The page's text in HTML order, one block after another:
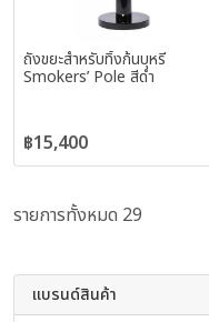
ถังขยะสำหรับทิ้งก้นบุหรี่
Smokers’ Pole สีดำ
฿15,400
รายการทั้งหมด 29
แบรนด์สินค้า